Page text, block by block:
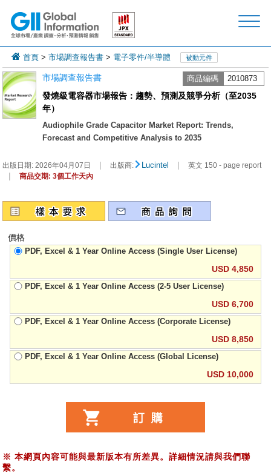
首頁 >市場調查報告書 > 電子零件/半導體 被動元件
市場調查報告書 商品編碼 2010873
發燒級電容器市場報告：趨勢、預測及競爭分析（至2035
年）
Audiophile Grade Capacitor Market Report: Trends,
Forecast and Competitive Analysis to 2035
出版日期:2026年04月07日 | 出版商: Lucintel | 英文 150 - page report
| 商品交期: 3個工作天內
價格
PDF, Excel & 1 Year Online Access (Single User License)
USD 4,850
PDF, Excel & 1 Year Online Access (2-5 User License)
USD 6,700
PDF, Excel & 1 Year Online Access (Corporate License)
USD 8,850
PDF, Excel & 1 Year Online Access (Global License)
USD 10,000
※ 本網頁內容可能與最新版本有所差異。詳細情況請與我們聯
繫。